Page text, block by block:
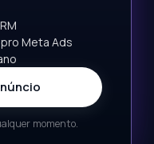
Meta Ads
momento.